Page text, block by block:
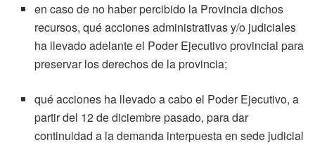
en caso de no haber percibido la Provincia dichos
recursos, qué acciones administrativas y/o judiciales
ha llevado adelante el Poder Ejecutivo provincial para
preservar los derechos de la provincia;
qué acciones ha llevado a cabo el Poder Ejecutivo, a
partir del 12 de diciembre pasado, para dar
continuidad a la demanda interpuesta en sede judicial